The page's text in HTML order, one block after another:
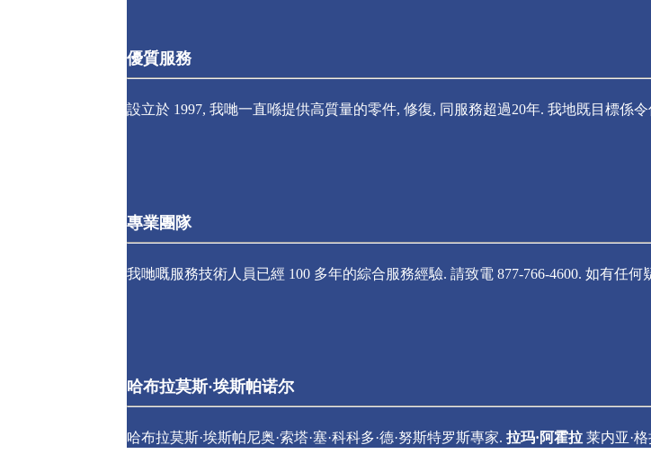
優質服務
設立於 1997, 我哋一直喺提供高質量的零件, 修復, 同服務超過20年. 我地既目標係
專業團隊
我哋嘅服務技術人員已經 100 多年的綜合服務經驗. 請致電 877-766-4600. 如有任
哈布拉莫斯·埃斯帕诺尔
哈布拉莫斯·埃斯帕尼奥·索塔·塞·科科多·德·努斯特罗斯專家. 拉玛·阿霍拉莱内亚·格